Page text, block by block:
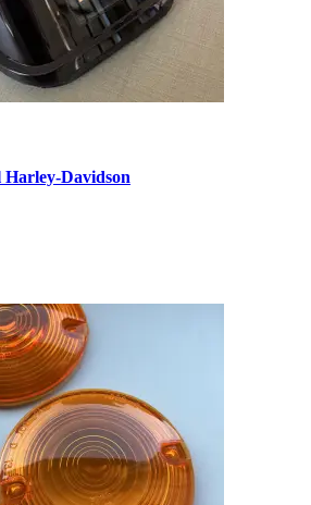
Davidson